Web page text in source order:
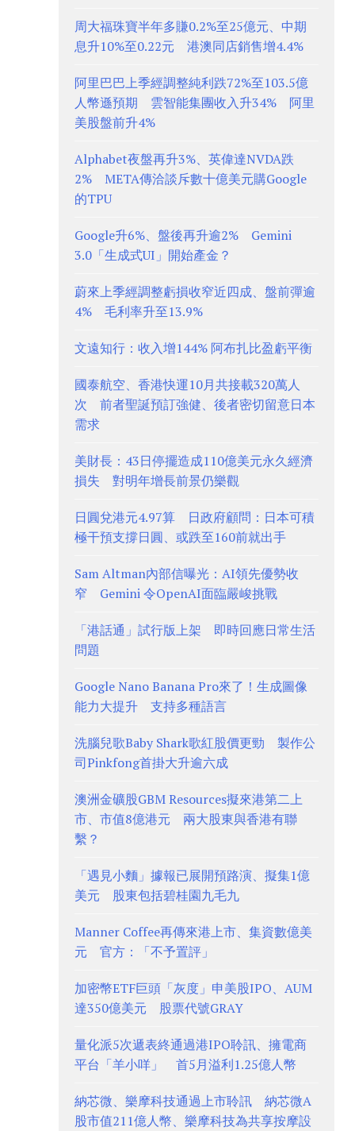
周大福珠寶半年多賺0.2%至25億元、中期
息升10%至0.22元 港澳同店銷售增4.4%
阿里巴巴上季經調整純利跌72%至103.5億
人幣遜預期 雲智能集團收入升34% 阿里
美股盤前升4%
Alphabet夜盤再升3%、英偉達NVDA跌
2% META傳洽談斥數十億美元購Google
的TPU
Google升6%、盤後再升逾2% Gemini
3.0「生成式UI」開始產金？
蔚來上季經調整虧損收窄近四成、盤前彈逾
4% 毛利率升至13.9%
文遠知行：收入增144% 阿布扎比盈虧平衡
國泰航空、香港快運10月共接載320萬人
次 前者聖誕預訂強健、後者密切留意日本
需求
美財長：43日停擺造成110億美元永久經濟
損失 對明年增長前景仍樂觀
日圓兌港元4.97算 日政府顧問：日本可積
極干預支撐日圓、或跌至160前就出手
Sam Altman內部信曝光：AI領先優勢收
窄 Gemini 令OpenAI面臨嚴峻挑戰
「港話通」試行版上架 即時回應日常生活
問題
Google Nano Banana Pro來了！生成圖像
能力大提升 支持多種語言
洗腦兒歌Baby Shark歌紅股價更勁 製作公
司Pinkfong首掛大升逾六成
澳洲金礦股GBM Resources擬來港第二上
市、市值8億港元 兩大股東與香港有聯
繫？
「遇見小麵」據報已展開預路演、擬集1億
美元 股東包括碧桂園九毛九
Manner Coffee再傳來港上市、集資數億美
元 官方：「不予置評」
加密幣ETF巨頭「灰度」申美股IPO、AUM
達350億美元 股票代號GRAY
量化派5次遞表終通過港IPO聆訊、擁電商
平台「羊小咩」 首5月溢利1.25億人幣
納芯微、樂摩科技通過上市聆訊 納芯微A
股市值211億人幣、樂摩科技為共享按摩設